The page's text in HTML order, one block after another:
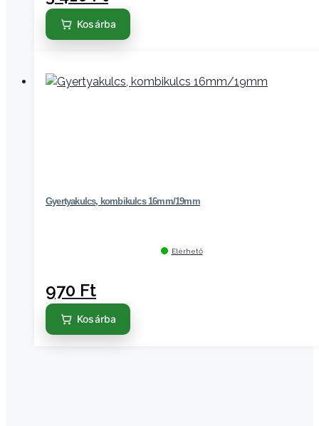
Kosárba
Gyertyakulcs, kombikulcs 16mm/19mm
Elérhető
970 Ft
Kosárba